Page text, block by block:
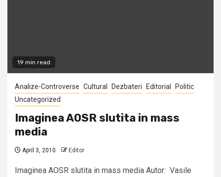
19 min read
Analize-Controverse Cultural Dezbateri Editorial
Politic
Uncategorized
Imaginea AOSR slutita in mass
media
April 3, 2010 Editor
Imaginea AOSR slutita in mass media Autor: Vasile